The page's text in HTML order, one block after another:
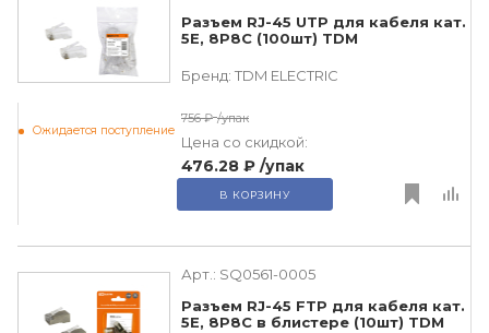
Разъем RJ-45 UTP для кабеля кат.
5Е, 8P8C (100шт) TDM
Бренд: TDM ЕLECTRIC
Ожидается поступление
756 ₽ /упак
Цена со скидкой:
476.28 ₽ /упак
В КОРЗИНУ
Арт.: SQ0561-0005
Разъем RJ-45 FTP для кабеля кат.
5Е, 8P8C в блистере (10шт) TDM